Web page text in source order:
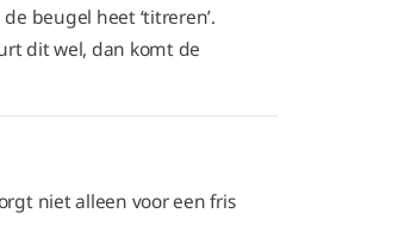
beugel heet ‘titreren’.
dit wel, dan komt de
niet alleen voor een fris